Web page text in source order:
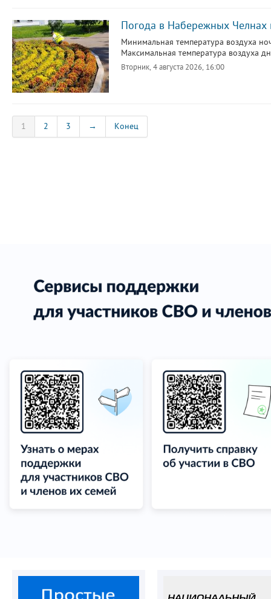
Погода в Набережных Челнах
Минимальная температура воздуха
Максимальная температура воздуха
Вторник, 4 августа 2026, 16:00
1 2 3 → Конец